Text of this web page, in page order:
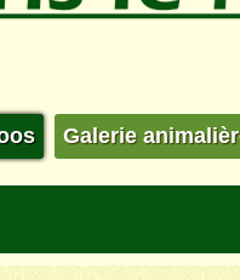
Galerie